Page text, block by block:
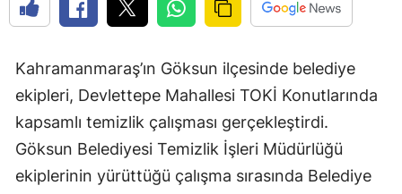
Kahramanmaraş’ın Göksun ilçesinde belediye
ekipleri, Devlettepe Mahallesi TOKİ Konutlarında
kapsamlı temizlik çalışması gerçekleştirdi.
Göksun Belediyesi Temizlik İşleri Müdürlüğü
ekiplerinin yürüttüğü çalışma sırasında Belediye